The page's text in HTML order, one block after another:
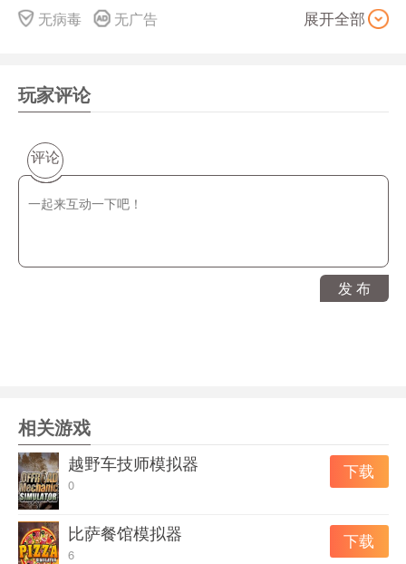
接受超出标准维修工作范围的合同。为您的客户的车辆准
加装呼吸管。在不超出预算的情况下，选择能完成工作的
部件。
在单人游戏中迎接越野车维修的挑战!享受你的进步，逐渐
学会如何维修越来越昂贵的汽车。购买额外的零件和工
具，你需要把汽车变成一头“越野怪物”。
障碍之前，享受令人窒息的美景。当然，在你把车辆交给
各种工具，供你改装车辆
丰富的零件可供选择，让您的爱车实现非凡壮举。
带有故事任务的职业生涯模式
叹为观止的景色
各种随机分配的任务和需要完成的工作
装饰元素
无病毒 无广告 展开全部
玩家评论
评论
发 布
相关游戏
越野车技师模拟器
0
下载
比萨餐馆模拟器
6
下载